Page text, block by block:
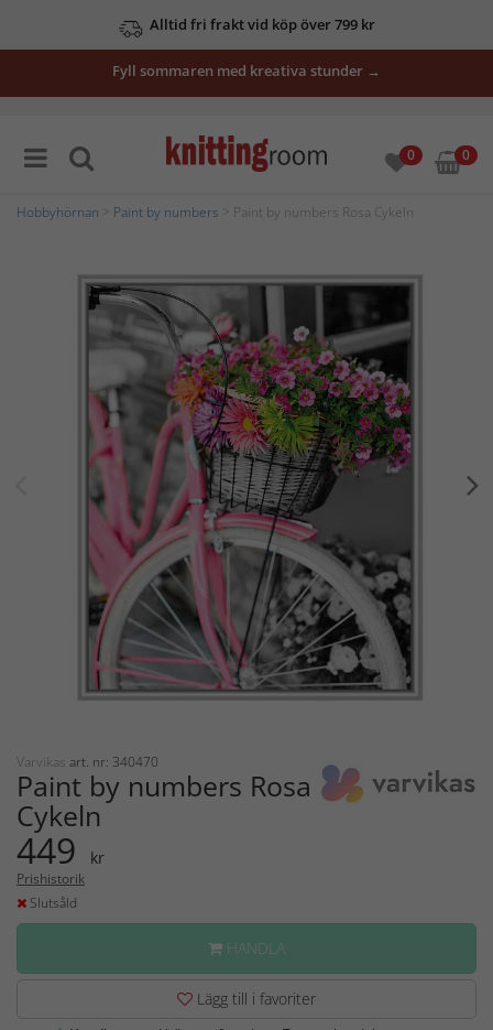
Alltid fri frakt vid köp över 799 kr
Fyll sommaren med kreativa stunder →
0 0
Hobbyhörnan Paint by numbers > Paint by numbers Rosa Cykeln
Varvikas art. nr: 340470
Paint by numbers Rosa
Cykeln
449 kr
Prishistorik
Slutsåld
HANDLA
Lägg till i favoriter